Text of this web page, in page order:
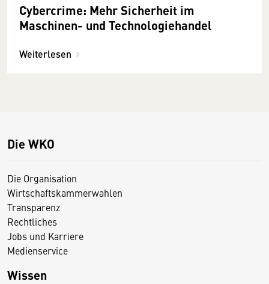
Cybercrime: Mehr Sicherheit im
Maschinen- und Technologiehandel
Weiterlesen
Die WKO
Die Organisation
Wirtschaftskammerwahlen
Transparenz
Rechtliches
Jobs und Karriere
Medienservice
Wissen